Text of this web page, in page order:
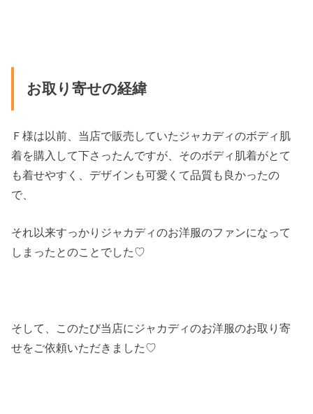
お取り寄せの経緯
Ｆ様は以前、当店で販売していたジャカディのボディ肌
着を購入して下さったんですが、そのボディ肌着がとて
も着せやすく、デザインも可愛くて品質も良かったの
で、
それ以来すっかりジャカディのお洋服のファンになって
しまったとのことでした♡
そして、このたび当店にジャカディのお洋服のお取り寄
せをご依頼いただきました♡